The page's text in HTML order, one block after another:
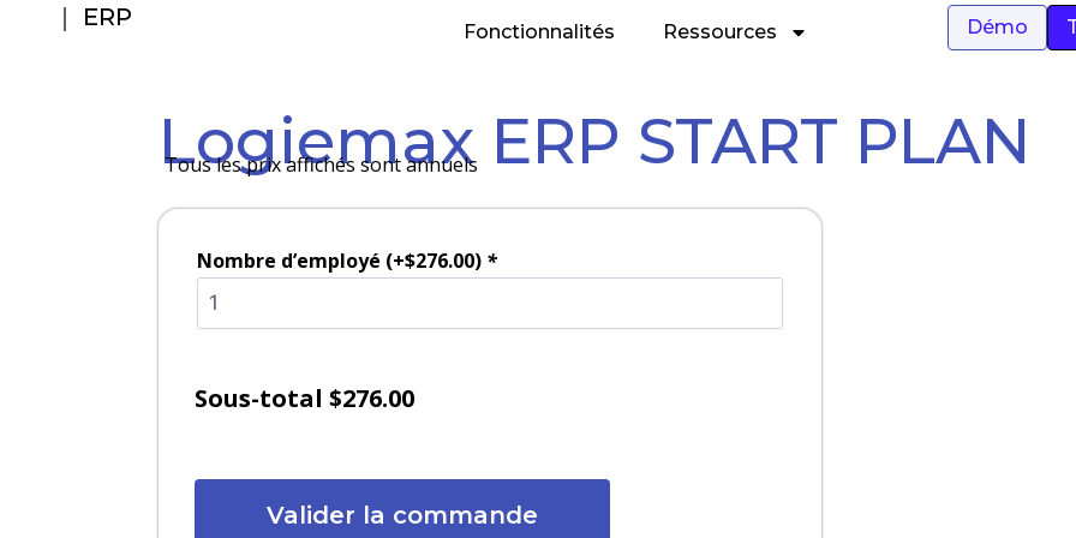
｜ ERP
Fonctionnalités Ressources Démo
Logiemax ERP START PLAN
Tous les prix affichés sont annuels
Nombre d’employé (+$276.00) *
Sous-total $276.00
Valider la commande